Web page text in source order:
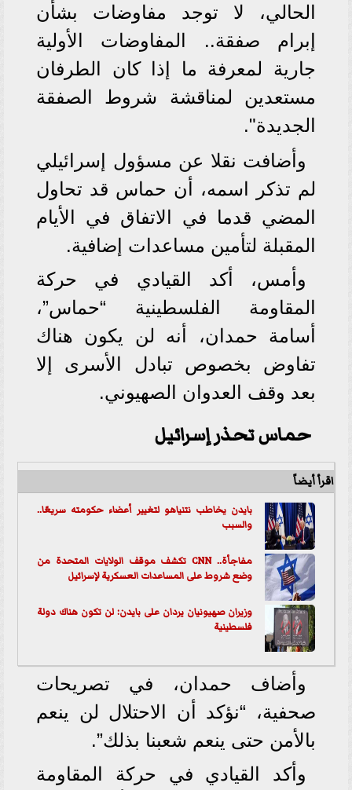
الحالي، لا توجد مفاوضات بشأن
إبرام صفقة.. المفاوضات الأولية
جارية لمعرفة ما إذا كان الطرفان
مستعدين لمناقشة شروط الصفقة
الجديدة".
وأضافت نقلا عن مسؤول إسرائيلي
لم تذكر اسمه، أن حماس قد تحاول
المضي قدما في الاتفاق في الأيام
المقبلة لتأمين مساعدات إضافية.
وأمس، أكد القيادي في حركة
المقاومة الفلسطينية “حماس”،
أسامة حمدان، أنه لن يكون هناك
تفاوض بخصوص تبادل الأسرى إلا
بعد وقف العدوان الصهيوني.
حماس تحذر إسرائيل
اقرأ أيضاً
بايدن يخاطب نتنياهو لتغيير أعضاء حكومته سريعًا..
والسبب
مفاجأة.. CNN تكشف موقف الولايات المتحدة من
وضع شروط على المساعدات العسكرية لإسرائيل
وزيران صهيونيان يردان على بايدن: لن تكون هناك دولة
فلسطينية
وأضاف حمدان، في تصريحات
صحفية، “نؤكد أن الاحتلال لن ينعم
بالأمن حتى ينعم شعبنا بذلك”.
وأكد القيادي في حركة المقاومة